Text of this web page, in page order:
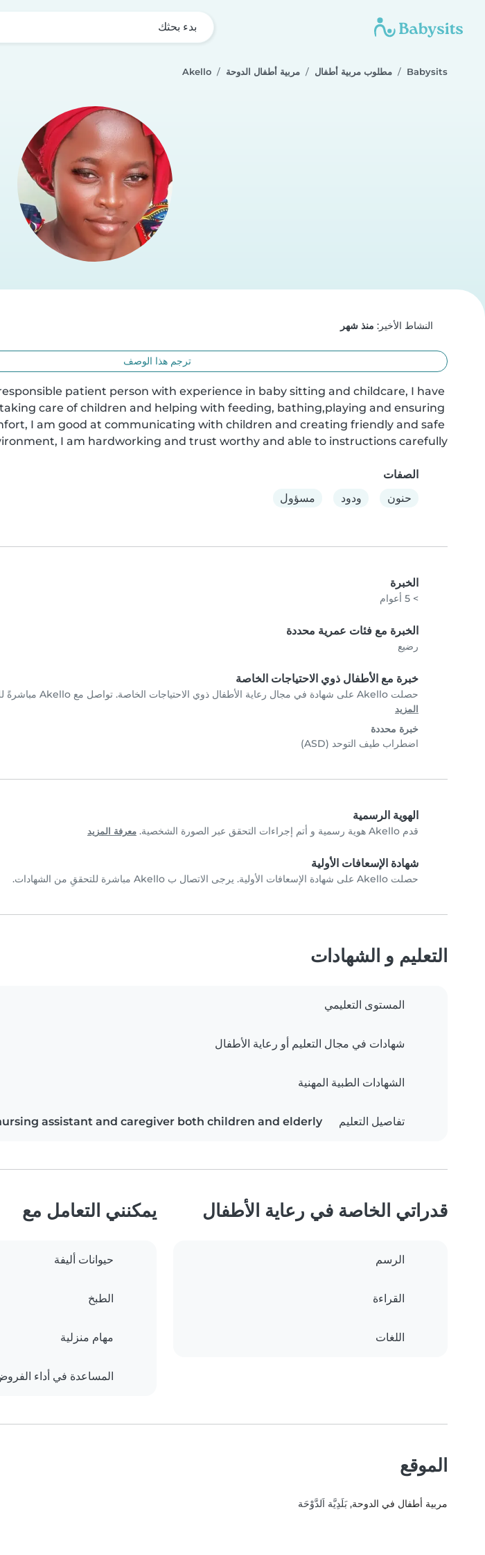
بدء بحثك
Babysits مطلوب مربية أطفال مربية أطفال الدوحة Akello
النشاط الأخير: منذ شهر
ترجم هذا الوصف
patient person with experience in baby sitting and childcare, I have
care of children and helping with feeding, bathing,playing and ensuring
I am good at communicating with children and creating friendly and safe
I am hardworking and trust worthy and able to instructions carefully.
الصفات
حنون
ودود مسؤول
الخبرة
> 5 أعوام
الخبرة مع فئات عمرية محددة
رضيع
خبرة مع الأطفال ذوي الاحتياجات الخاصة
حصلت Akello على شهادة في مجال رعاية الأطفال ذوي الاحتياجات الخاصة. تواصل مع Akello مباشرةً للتحقق من الشهادات.
المزيد
خبرة محددة
اضطراب طيف التوحد (ASD)
الهوية الرسمية
قدم Akello هوية رسمية و أتم إجراءات التحقق عبر الصورة الشخصية. معرفة المزيد
شهادة الإسعافات الأولية
حصلت Akello على شهادة الإسعافات الأولية. يرجى الاتصال ب Akello مباشرة للتحققِ من الشهادات.
التعليم و الشهادات
المستوى التعليمي
شهادات في مجال التعليم أو رعاية الأطفال
الشهادات الطبية المهنية
تفاصيل التعليم assistant and caregiver both children and elderly
قدراتي الخاصة في رعاية الأطفال
الرسم
القراءة
اللغات
يمكنني التعامل مع
حيوانات أليفة
الطبخ
مهام منزلية
المساعدة في أداء
الموقع
مربية أطفال في الدوحة, بَلَدِيَّة اَلدَّوْحَة